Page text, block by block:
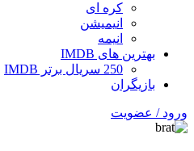
کره ای
انیمیشن
انیمه
بهترین های IMDB
250 سریال برتر IMDB
بازیگران
ورود / عضویت